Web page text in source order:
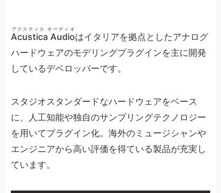
Acustica Audio
アクスティカ オーディオ
はイタリアを拠点としたアナログ
ハードウェアのモデリングプラグインを主に開発
しているデベロッパーです。
スタジオスタンダードなハードウェアをベース
に、人工知能や独自のサンプリングテクノロジー
を用いてプラグイン化。海外のミュージシャンや
エンジニアから高い評価を得ている製品が充実し
ています。